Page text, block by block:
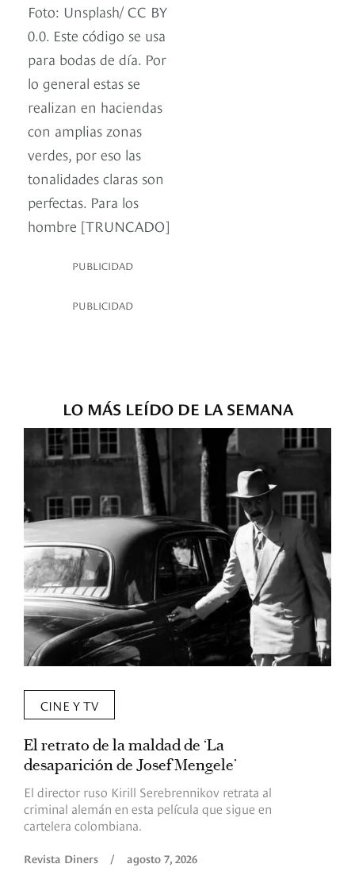
Foto: Unsplash/ CC BY
0.0. Este código se usa
para bodas de día. Por
lo general estas se
realizan en haciendas
con amplias zonas
verdes, por eso las
tonalidades claras son
perfectas. Para los
hombre [TRUNCADO]
PUBLICIDAD
PUBLICIDAD
LO MÁS LEÍDO DE LA SEMANA
CINE Y TV
El retrato de la maldad de ‘La
desaparición de Josef Mengele’
El director ruso Kirill Serebrennikov retrata al
criminal alemán en esta película que sigue en
cartelera colombiana.
Revista Diners / agosto 7, 2026